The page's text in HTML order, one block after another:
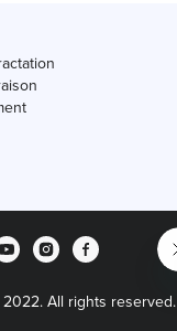
All rights reserved.